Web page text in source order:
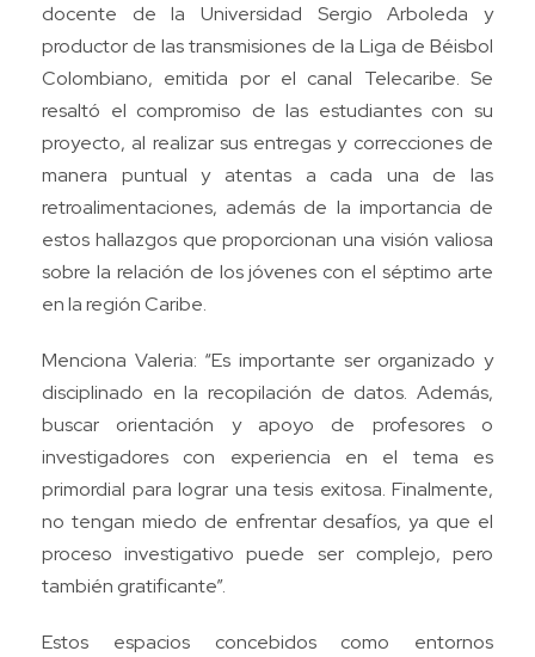
docente de la Universidad Sergio Arboleda y
productor de las transmisiones de la Liga de Béisbol
Colombiano, emitida por el canal Telecaribe. Se
resaltó el compromiso de las estudiantes con su
proyecto, al realizar sus entregas y correcciones de
manera puntual y atentas a cada una de las
retroalimentaciones, además de la importancia de
estos hallazgos que proporcionan una visión valiosa
sobre la relación de los jóvenes con el séptimo arte
en la región Caribe.
Menciona Valeria: “Es importante ser organizado y
disciplinado en la recopilación de datos. Además,
buscar orientación y apoyo de profesores o
investigadores con experiencia en el tema es
primordial para lograr una tesis exitosa. Finalmente,
no tengan miedo de enfrentar desafíos, ya que el
proceso investigativo puede ser complejo, pero
también gratificante”.
Estos espacios concebidos como entornos